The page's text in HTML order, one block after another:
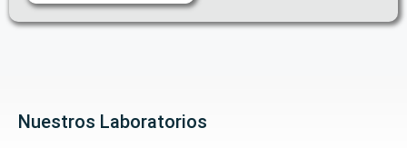
Nuestros Laboratorios